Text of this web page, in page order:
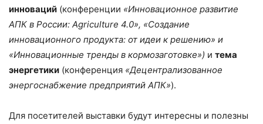
инноваций (конференции «Инновационное развитие
АПК в России: Agriculture 4.0», «Создание
инновационного продукта: от идеи к решению» и
«Инновационные тренды в кормозаготовке») и тема
энергетики (конференция «Децентрализованное
энергоснабжение предприятий АПК»).
Для посетителей выставки будут интересны и полезны